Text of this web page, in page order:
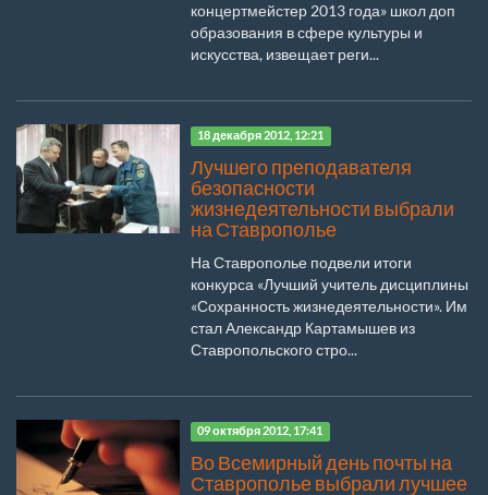
концертмейстер 2013 года» школ доп
образования в сфере культуры и
искусства, извещает реги...
18 декабря 2012, 12:21
Лучшего преподавателя
безопасности
жизнедеятельности выбрали
на Ставрополье
На Ставрополье подвели итоги
конкурса «Лучший учитель дисциплины
«Сохранность жизнедеятельности». Им
стал Александр Картамышев из
Ставропольского стро...
09 октября 2012, 17:41
Во Всемирный день почты на
Ставрополье выбрали лучшее